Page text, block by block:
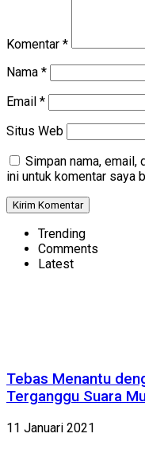
Komentar *
Nama *
Email *
Situs Web
Simpan nama, email,
ini untuk komentar saya
Trending
Comments
Latest
Tebas Menantu
Terganggu Suara
11 Januari 2021